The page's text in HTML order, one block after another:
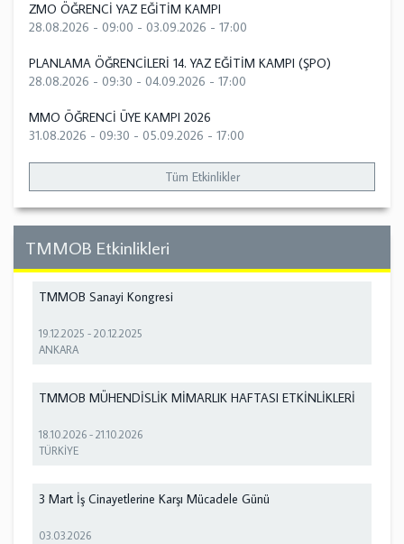
ZMO ÖĞRENCİ YAZ EĞİTİM KAMPI
28.08.2026 - 09:00 - 03.09.2026 - 17:00
PLANLAMA ÖĞRENCİLERİ 14. YAZ EĞİTİM KAMPI (ŞPO)
28.08.2026 - 09:30 - 04.09.2026 - 17:00
MMO ÖĞRENCİ ÜYE KAMPI 2026
31.08.2026 - 09:30 - 05.09.2026 - 17:00
Tüm Etkinlikler
TMMOB Etkinlikleri
TMMOB Sanayi Kongresi
19.12.2025 -20.12.2025
ANKARA
TMMOB MÜHENDİSLİK MİMARLIK HAFTASI ETKİNLİKLERİ
18.10.2026 -21.10.2026
TÜRKİYE
3 Mart İş Cinayetlerine Karşı Mücadele Günü
03.03.2026